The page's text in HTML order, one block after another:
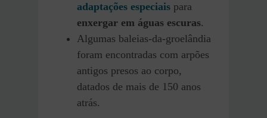
adaptações especiais para
enxergar em águas escuras.
Algumas baleias-da-groelândia
foram encontradas com arpões
antigos presos ao corpo,
datados de mais de 150 anos
atrás.